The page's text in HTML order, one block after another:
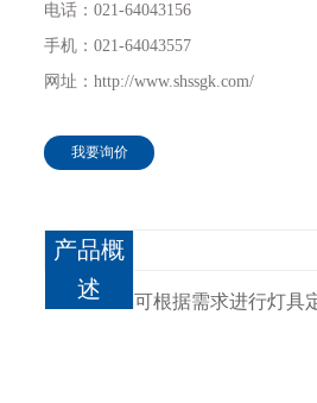
电话：021-64043156
手机：021-64043557
网址：http://www.shssgk.com/
我要询价
产品概
述
可根据需求进行灯具